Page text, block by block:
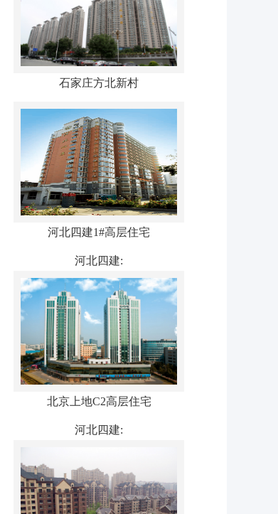
石家庄方北新村
河北四建1#高层住宅
河北四建:
北京上地C2高层住宅
河北四建: